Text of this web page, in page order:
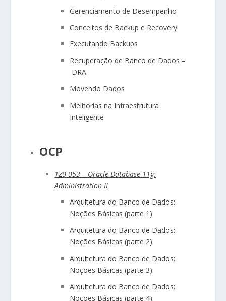
Gerenciamento de Desempenho
Conceitos de Backup e Recovery
Executando Backups
Recuperação de Banco de Dados –
DRA
Movendo Dados
Melhorias na Infraestrutura
Inteligente
OCP
1Z0-053 – Oracle Database 11g:
Administration II
Arquitetura do Banco de Dados:
Noções Básicas (parte 1)
Arquitetura do Banco de Dados:
Noções Básicas (parte 2)
Arquitetura do Banco de Dados:
Noções Básicas (parte 3)
Arquitetura do Banco de Dados:
Noções Básicas (parte 4)